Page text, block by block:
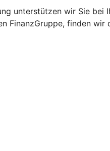
unterstützen wir Sie bei
FinanzGruppe, finden wir